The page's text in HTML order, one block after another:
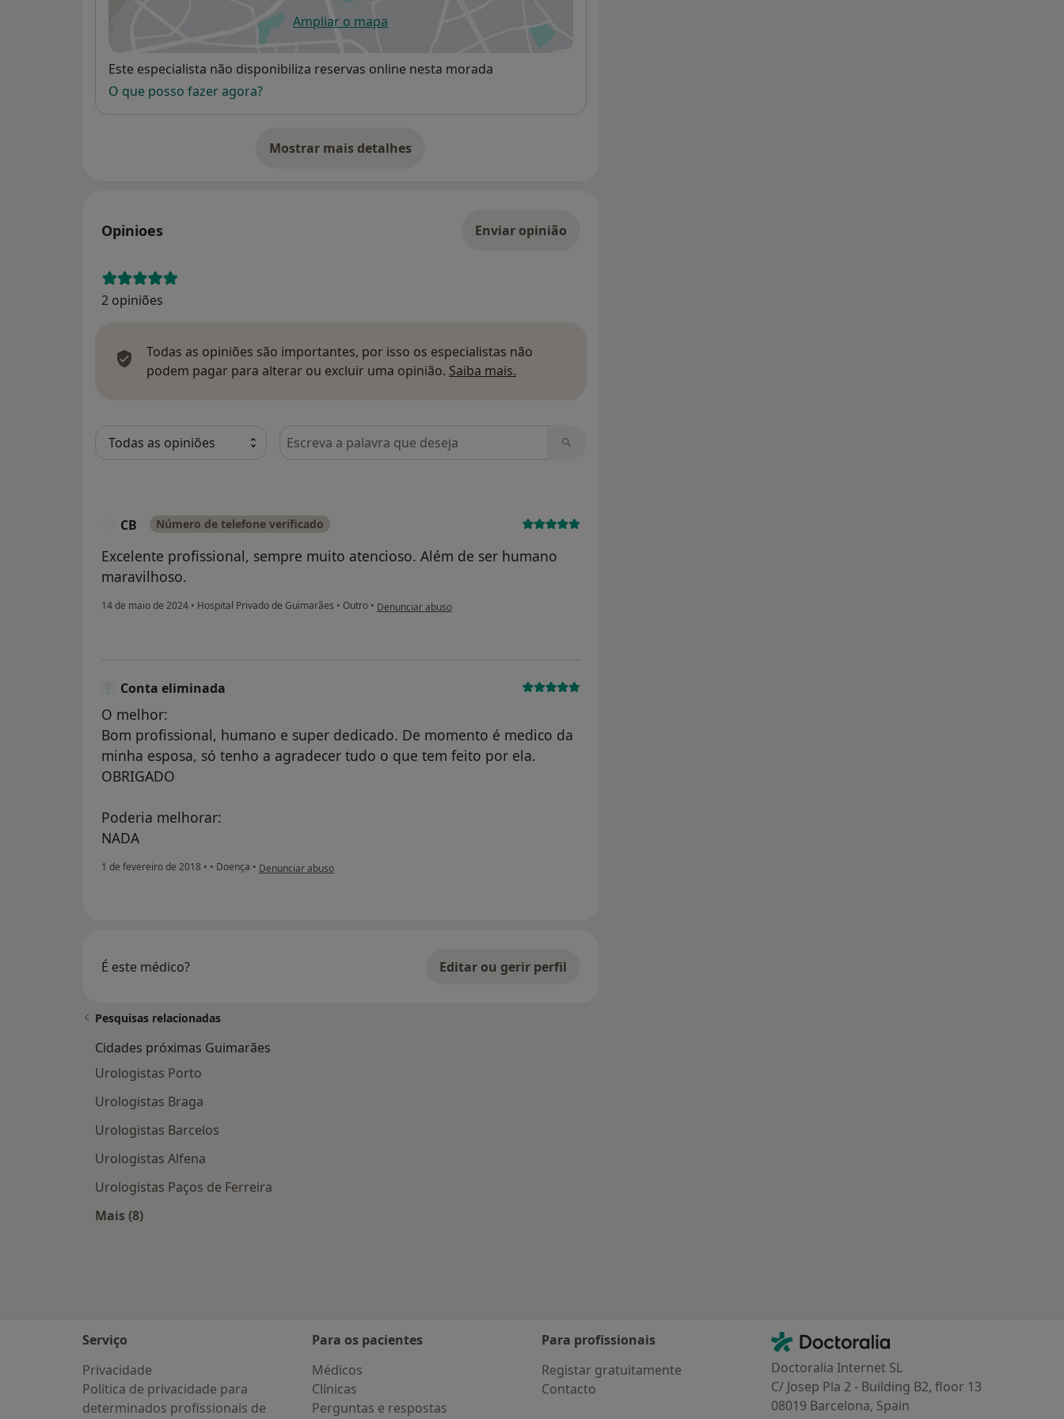
Ampliar o mapaabre num novo separador
Disponibilidade
Este especialista não disponibiliza reservas online nesta morada
O que posso fazer agora?
Mostrar mais detalhes
sobre o endereço
Opinioes Enviar opinião
2 opiniões
Todas as opiniões são importantes, por isso os especialistas não
podem pagar para alterar ou excluir uma opinião. Saiba mais.
Pesquisar em opiniões
CB Número de telefone verificado
Excelente profissional, sempre muito atencioso. Além de ser humano
maravilhoso.
14 de maio de 2024 • Hospital Privado de Guimarães • Outro • na opinião do utilizador CB
Denunciar abuso
Conta eliminada
O melhor:
Bom profissional, humano e super dedicado. De momento é medico da
minha esposa, só tenho a agradecer tudo o que tem feito por ela.
OBRIGADO
Poderia melhorar:
NADA
1 de fevereiro de 2018 • • Doença • na opinião do utilizador Conta eliminada
Denunciar abuso
É este médico? Editar ou gerir perfil
Pesquisas relacionadas
Cidades próximas Guimarães
Urologistas Porto
Urologistas Braga
Urologistas Barcelos
Urologistas Alfena
Urologistas Paços de Ferreira
Mais (8)
Serviço
Privacidade
Política de privacidade para
determinados profissionais de
Para os pacientes
Médicos
Clínicas
Perguntas e respostas
Para profissionais
Registar gratuitamente
Contacto
Contacto
Doctoralia - Homepage
Doctoralia Internet SL
C/ Josep Pla 2 - Building B2, floor 13
08019 Barcelona, Spain